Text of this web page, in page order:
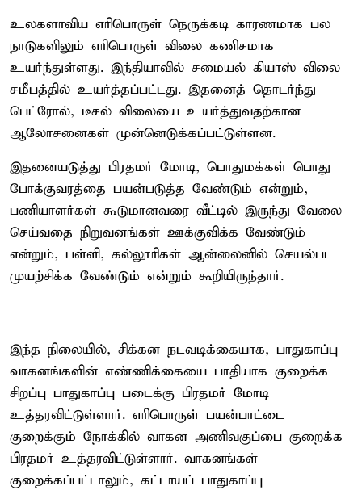
உலகளாவிய எரிபொருள் நெருக்கடி காரணமாக பல
நாடுகளிலும் எரிபொருள் விலை கணிசமாக
உயர்ந்துள்ளது. இந்தியாவில் சமையல் கியாஸ் விலை
சமீபத்தில் உயர்த்தப்பட்டது. இதனைத் தொடர்ந்து
பெட்ரோல், டீசல் விலையை உயர்த்துவதற்கான
ஆலோசனைகள் முன்னெடுக்கப்பட்டுள்ளன.
இதனையடுத்து பிரதமர் மோடி, பொதுமக்கள் பொது
போக்குவரத்தை பயன்படுத்த வேண்டும் என்றும்,
பணியாளர்கள் கூடுமானவரை வீட்டில் இருந்து வேலை
செய்வதை நிறுவனங்கள் ஊக்குவிக்க வேண்டும்
என்றும், பள்ளி, கல்லூரிகள் ஆன்லைனில் செயல்பட
முயற்சிக்க வேண்டும் என்றும் கூறியிருந்தார்.
இந்த நிலையில், சிக்கன நடவடிக்கையாக, பாதுகாப்பு
வாகனங்களின் எண்ணிக்கையை பாதியாக குறைக்க
சிறப்பு பாதுகாப்பு படைக்கு பிரதமர் மோடி
உத்தரவிட்டுள்ளார். எரிபொருள் பயன்பாட்டை
குறைக்கும் நோக்கில் வாகன அணிவகுப்பை குறைக்க
பிரதமர் உத்தரவிட்டுள்ளார். வாகனங்கள்
குறைக்கப்பட்டாலும், கட்டாயப் பாதுகாப்பு